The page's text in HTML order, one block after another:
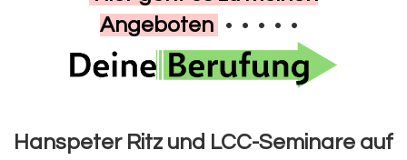
Angeboten • • • • •
Hanspeter Ritz und LCC-Seminare auf